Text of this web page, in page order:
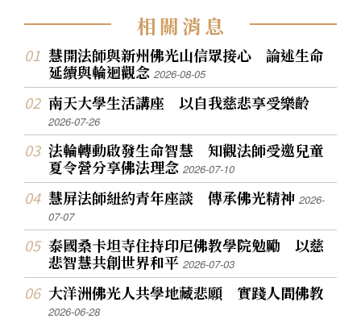
相關消息
慧開法師與新州佛光山信眾接心 論述生命
延續與輪迴觀念2026-08-05
南天大學生活講座 以自我慈悲享受樂齡
2026-07-26
法輪轉動啟發生命智慧 知觀法師受邀兒童
夏令營分享佛法理念2026-07-10
慧屏法師紐約青年座談 傳承佛光精神2026-
07-07
泰國桑卡坦寺住持印尼佛教學院勉勵 以慈
悲智慧共創世界和平2026-07-03
大洋洲佛光人共學地藏悲願 實踐人間佛教
2026-06-28